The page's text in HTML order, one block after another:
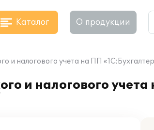
Каталог О продукции
и налогового учета на ПП
и налогового